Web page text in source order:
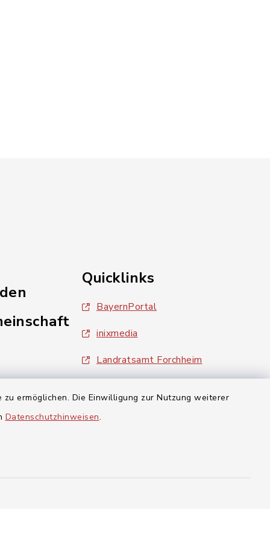
ermöglichen. Die Einwilligung zur Nutzung weiterer
Datenschutzhinweisen.
Gosberg
Quicklinks
BayernPortal
inixmedia
Landratsamt Forchheim